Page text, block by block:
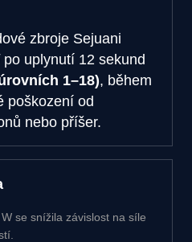
zbroje Sejuani
po uplynutí 12 sekund
1–18), během
poškození od
nebo příšer.
se snížila závislost na síle